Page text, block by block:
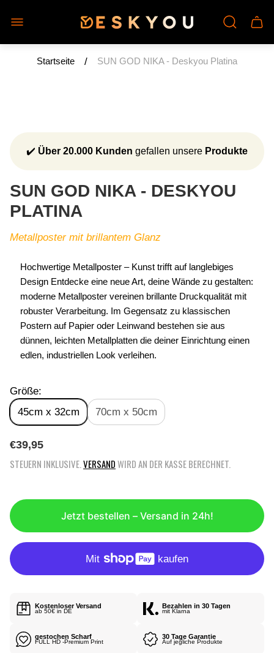
Laden-
Logo"
Startseite / SUN GOD NIKA - Deskyou Platina
✔️ Über 20.000 Kunden gefallen unsere Produkte
SUN GOD NIKA - DESKYOU
PLATINA
Metallposter mit brillantem Glanz
Hochwertige Metallposter – Kunst trifft auf langlebiges
Design Entdecke eine neue Art, deine Wände zu gestalten:
moderne Metallposter vereinen brillante Druckqualität mit
robuster Verarbeitung. Im Gegensatz zu klassischen
Postern auf Papier oder Leinwand bestehen sie aus
dünnen, leichten Metallplatten die deiner Einrichtung einen
edlen, industriellen Look verleihen.
Größe:
45cm x 32cm
70cm x 50cm
R
G
Ä
R
R
P
R
€39,95
STEUERN INKLUSIVE. VERSANDWIRD AN DER KASSE BERECHNET.
Jetzt bestellen – Versand in 24h!
Kostenloser Versand
ab 50€ in DE
Bezahlen in 30 Tagen
mit Klarna
gestochen Scharf
FULL HD -Premium Print
30 Tage Garantie
Auf jegliche Produkte